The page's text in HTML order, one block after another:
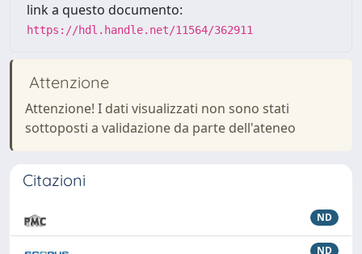
link a questo documento:
https://hdl.handle.net/11564/362911
Attenzione
Attenzione! I dati visualizzati non sono stati
sottoposti a validazione da parte dell'ateneo
Citazioni
ND
ND